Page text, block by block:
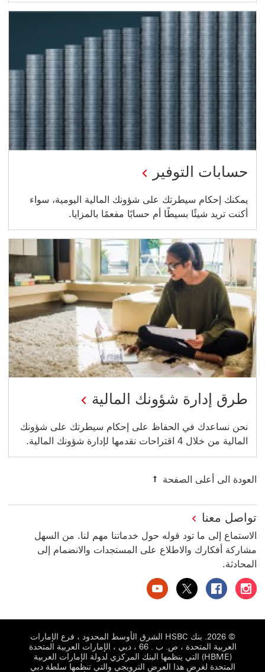
حسابات التوفير
يمكنك إحكام سيطرتك على شؤونك المالية اليومية، سواء
أكنت تريد شيئًا بسيطًا أم حسابًا مفعمًا بالمزايا.
طرق إدارة شؤونك المالية
نحن نساعدك في الحفاظ على إحكام سيطرتك على شؤونك
المالية من خلال 4 اقتراحات نقدمها لإدارة شؤونك المالية.
العودة الى أعلى الصفحة
تواصل معنا
الاستماع إلى ما تود قوله حول خدماتنا مهم لنا. من السهل
مشاركة أفكارك والاطلاع على المستجدات والانضمام إلى
المحادثة.
بنك HSBC الإمارات العربية المتحدة على إنستغرام سيتم فتح هذا الرابط في نافذة جديدة
بنك HSBC الإمارات العربية المتحدة على فيسبوك سيتم فتح هذا الرابط في نافذة جديدة بنك HSBC الإمارات العربية المتحدة على تويتر سيتم فتح هذا الرابط في نافذة جديدة بنك HSBC الإمارات العربية المتحدة على يوتيوب سيتم فتح هذا الرابط في نافذة جديدة
© 2026. بنك HSBC الشرق الأوسط المحدود ، فرع الإمارات
العربية المتحدة ، ص. ب . 66 ، دبي ، الإمارات العربية المتحدة
(HBME) التي ينظمها البنك المركزي لدولة الإمارات العربية
المتحدة لغرض هذا العرض الترويجي والتي تنظمها سلطة دبي